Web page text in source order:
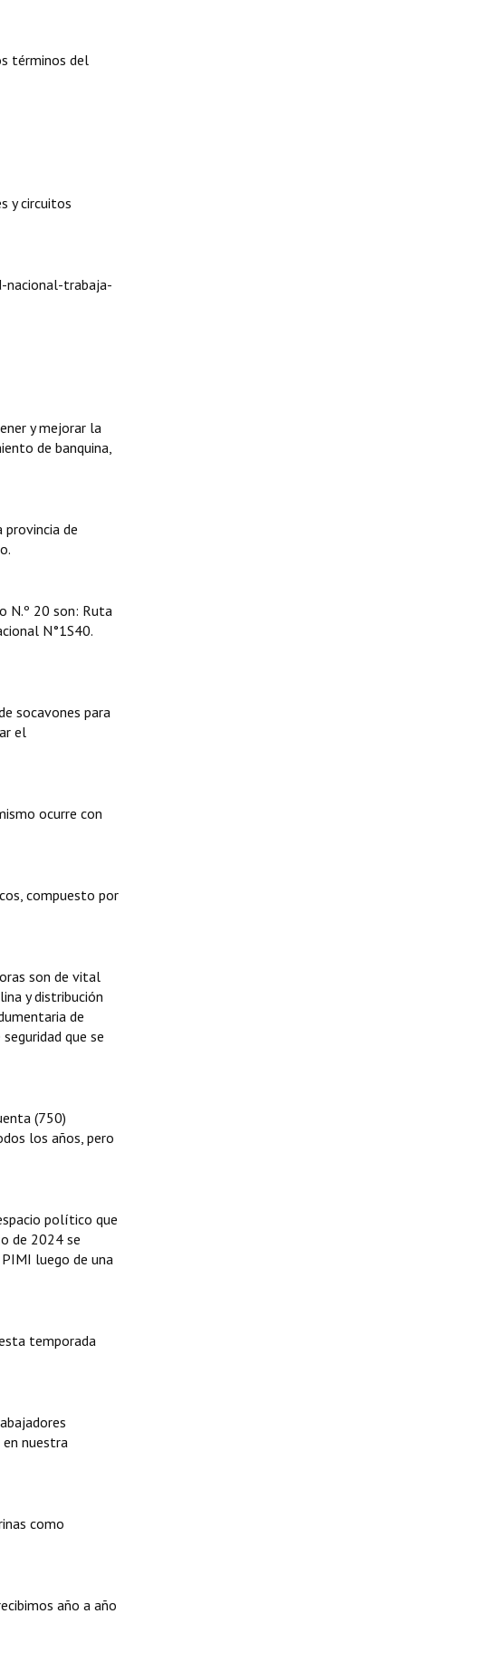
términos del
y circuitos
nacional-trabaja-
y mejorar la
de banquina,
de
N.º 20 son: Ruta
N°1S40.
socavones para
el
ocurre con
compuesto por
son de vital
y distribución
de
que se
(750)
los años, pero
político que
de 2024 se
luego de una
temporada
nuestra
como
año a año